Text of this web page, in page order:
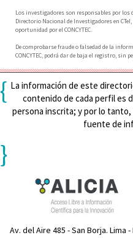
Los investigadores son responsables por
Directorio Nacional de Investigadores en
oportunidad por el CONCYTEC.
De comprobarse fraude o falsedad de la
CONCYTEC, podrá dar de baja el registro,
{ La información de este
contenido de cada perfil es
persona inscrita; y por lo
fuente de
}
Av. del Aire 485 - San Borja. Lima